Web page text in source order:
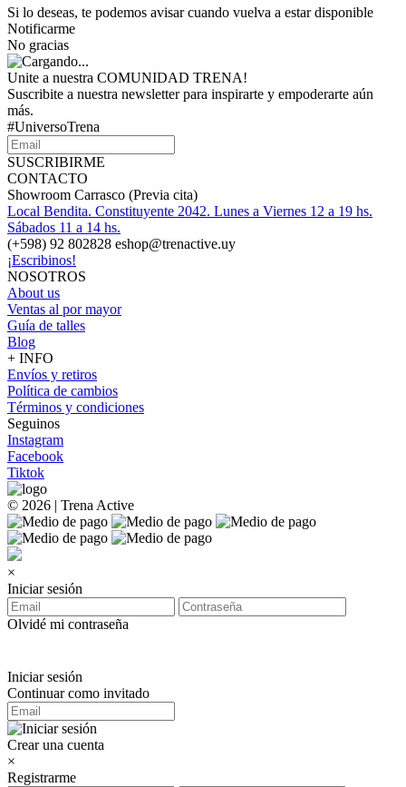
Si lo deseas, te podemos avisar cuando vuelva a estar disponible
Notificarme
No gracias
Unite a nuestra COMUNIDAD TRENA!
Suscribite a nuestra newsletter para inspirarte y empoderarte aún
más.
#UniversoTrena
SUSCRIBIRME
CONTACTO
Showroom Carrasco (Previa cita)
Local Bendita. Constituyente 2042. Lunes a Viernes 12 a 19 hs.
Sábados 11 a 14 hs.
(+598) 92 802828 eshop@trenactive.uy
¡Escribinos!
NOSOTROS
About us
Ventas al por mayor
Guía de talles
Blog
+ INFO
Envíos y retiros
Política de cambios
Términos y condiciones
Seguinos
Instagram
Facebook
Tiktok
© 2026 | Trena Active
×
Iniciar sesión
Olvidé mi contraseña
Iniciar sesión
Continuar como invitado
Crear una cuenta
×
Registrarme